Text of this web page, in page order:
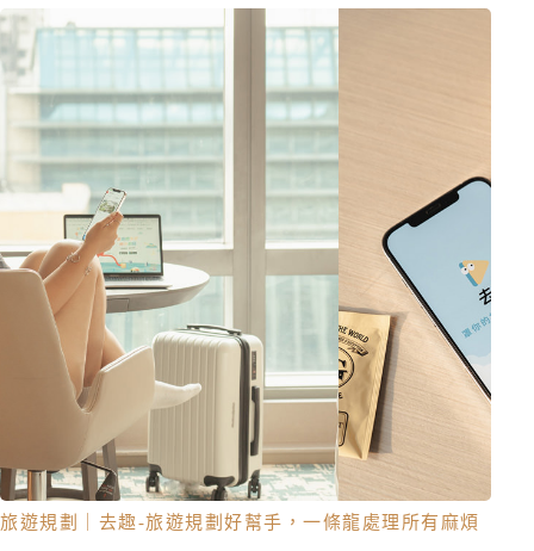
旅遊規劃｜去趣-旅遊規劃好幫手，一條龍處理所有麻煩